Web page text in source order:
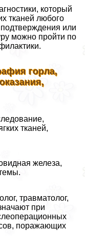
который
тканей любого
или
можно пройти по
горла,
тканей,
железа,
травматолог,
при
поражающих